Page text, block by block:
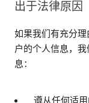
出于法律原因
如果我们有充分
户的个人信息，
息：